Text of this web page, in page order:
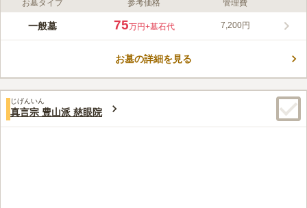
ライフドット編集部のコメント
最寄り駅からは徒歩10分ですが、駅前にスーパー、寺院に行くま
管理がきちんされているので、気持ちよくご利用いただけます。
口コミ評価
みんなの評価
30代男性
近くにスーパーと花屋霊園の中にお供え物売り場がありそこで花
お墓タイプ 参考価格 管理費
一般墓 75万円+墓石代 7,200円
お墓の詳細を見る
じげんいん
真言宗 豊山派 慈眼院